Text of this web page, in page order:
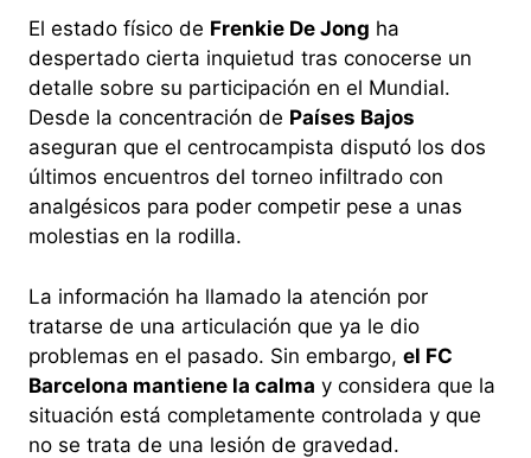
El estado físico de Frenkie De Jong ha
despertado cierta inquietud tras conocerse un
detalle sobre su participación en el Mundial.
Desde la concentración de Países Bajos
aseguran que el centrocampista disputó los dos
últimos encuentros del torneo infiltrado con
analgésicos para poder competir pese a unas
molestias en la rodilla.
La información ha llamado la atención por
tratarse de una articulación que ya le dio
problemas en el pasado. Sin embargo, el FC
Barcelona mantiene la calma y considera que la
situación está completamente controlada y que
no se trata de una lesión de gravedad.